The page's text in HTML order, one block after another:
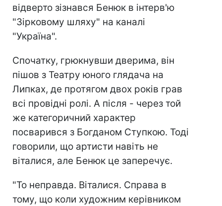
відверто зізнався Бенюк в інтерв'ю
"Зірковому шляху" на каналі
"Україна".
Спочатку, грюкнувши дверима, він
пішов з Театру юного глядача на
Липках, де протягом двох років грав
всі провідні ролі. А після - через той
же категоричний характер
посварився з Богданом Ступкою. Тоді
говорили, що артисти навіть не
віталися, але Бенюк це заперечує.
"То неправда. Віталися. Справа в
тому, що коли художним керівником